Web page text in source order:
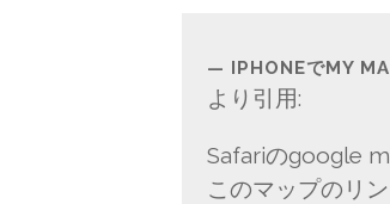
IPHONEでMY
より引用:
Safariのgoogle
このマップのリ